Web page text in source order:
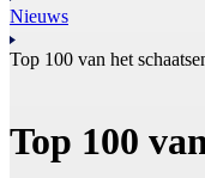
Nieuws
Top 100 van het
Top 100